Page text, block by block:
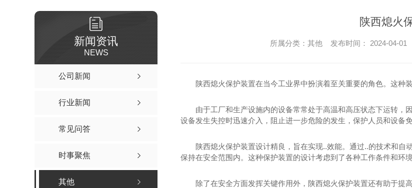
新闻资讯
NEWS
公司新闻
行业新闻
常见问答
时事聚焦
其他
陕西熄火
所属分类：其他 发布时间： 2024-04-01
陕西熄火保护装置在当今工业界中扮演着至关重要的角色。这种
由于工厂和生产设施内的设备常常处于高温和高压状态下运转，
设备发生失控时迅速介入，阻止进一步危险的发生，保护人员和设备免
陕西熄火保护装置设计精良，旨在实现..效能。通过..的技术和
保持在安全范围内。这种保护装置的设计考虑到了各种工作条件和环
除了在安全方面发挥关键作用外，陕西熄火保护装置还有助于